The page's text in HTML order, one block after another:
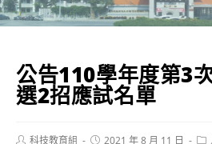
公告110學年度第3
選2招應試名單
Post科技教育組
Post2021 年 8 月 11 日